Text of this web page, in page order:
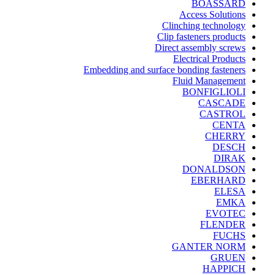
BOASSARD
Access Solutions
Clinching technology
Clip fasteners products
Direct assembly screws
Electrical Products
Embedding and surface bonding fasteners
Fluid Management
BONFIGLIOLI
CASCADE
CASTROL
CENTA
CHERRY
DESCH
DIRAK
DONALDSON
EBERHARD
ELESA
EMKA
EVOTEC
FLENDER
FUCHS
GANTER NORM
GRUEN
HAPPICH